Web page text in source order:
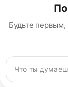
Будьте